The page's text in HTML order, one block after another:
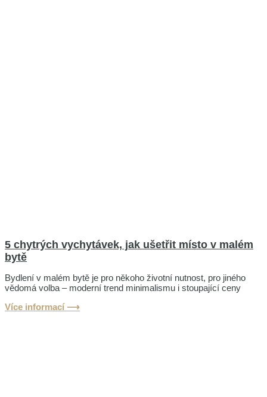
5 chytrých vychytávek, jak ušetřit místo v malém
bytě
Bydlení v malém bytě je pro někoho životní nutnost, pro jiného
vědomá volba – moderní trend minimalismu i stoupající ceny
Více informací ⟶